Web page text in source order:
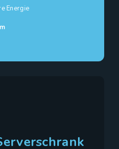
Energie